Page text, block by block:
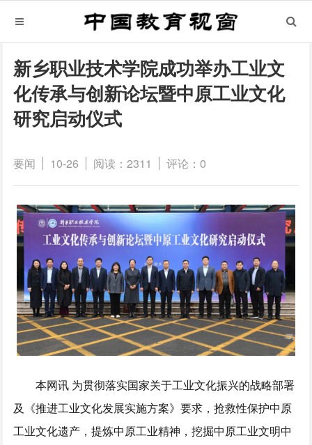
新乡职业技术学院成功举办工业文
化传承与创新论坛暨中原工业文化
研究启动仪式
要闻 10-26 阅读：2311 评论：0
本网讯 为贯彻落实国家关于工业文化振兴的战略部署
及《推进工业文化发展实施方案》要求，抢救性保护中原
工业文化遗产，提炼中原工业精神，挖掘中原工业文明中